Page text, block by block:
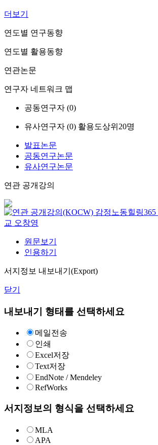
더보기
연도별 연구동향
연도별 활용동향
연관논문
연구자 네트워크 맵
공동연구자 (0)
유사연구자 (0) 활용도상위20명
발표논문
공동연구논문
유사연구논문
연관 공개강의
감정노동힐링365
교 오창영
원문보기
인용하기
서지정보 내보내기(Export)
닫기
내보내기 형태를 선택하세요
메일전송
인쇄
Excel저장
Text저장
EndNote / Mendeley
RefWorks
서지정보의 형식을 선택하세요
MLA
APA